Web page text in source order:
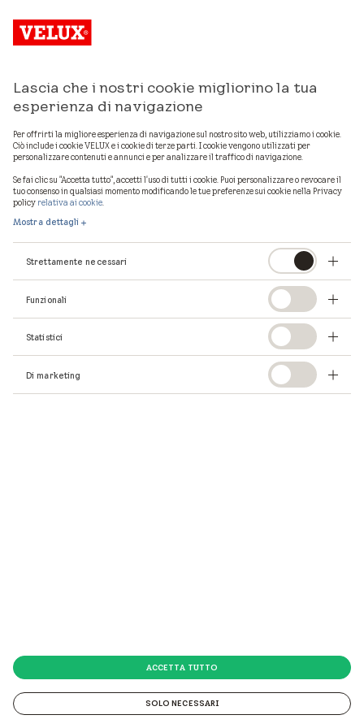
Lascia che i nostri cookie migliorino la tua
esperienza di navigazione
Per offrirti la migliore esperienza di navigazione sul nostro sito web, utilizziamo i cookie.
Ciò include i cookie VELUX e i cookie di terze parti. I cookie vengono utilizzati per
personalizzare contenuti e annunci e per analizzare il traffico di navigazione.
Se fai clic su "Accetta tutto", accetti l'uso di tutti i cookie. Puoi personalizzare o revocare il
tuo consenso in qualsiasi momento modificando le tue preferenze sui cookie nella Privacy
policy relativa ai cookie.
Mostra dettagli
Strettamente necessari
Funzionali
Statistici
Di marketing
SOLO NECESSARI
ACCETTA TUTTO
Mostra mappa
professionisti VELUX in provincia di Bologna
© 2026 VELUX Italia s.p.a. Via Strà 152 - 37030 Colognola ai Colli (VR) P.IVA 01337770232
© 2026 VELUX Italia s.p.a.